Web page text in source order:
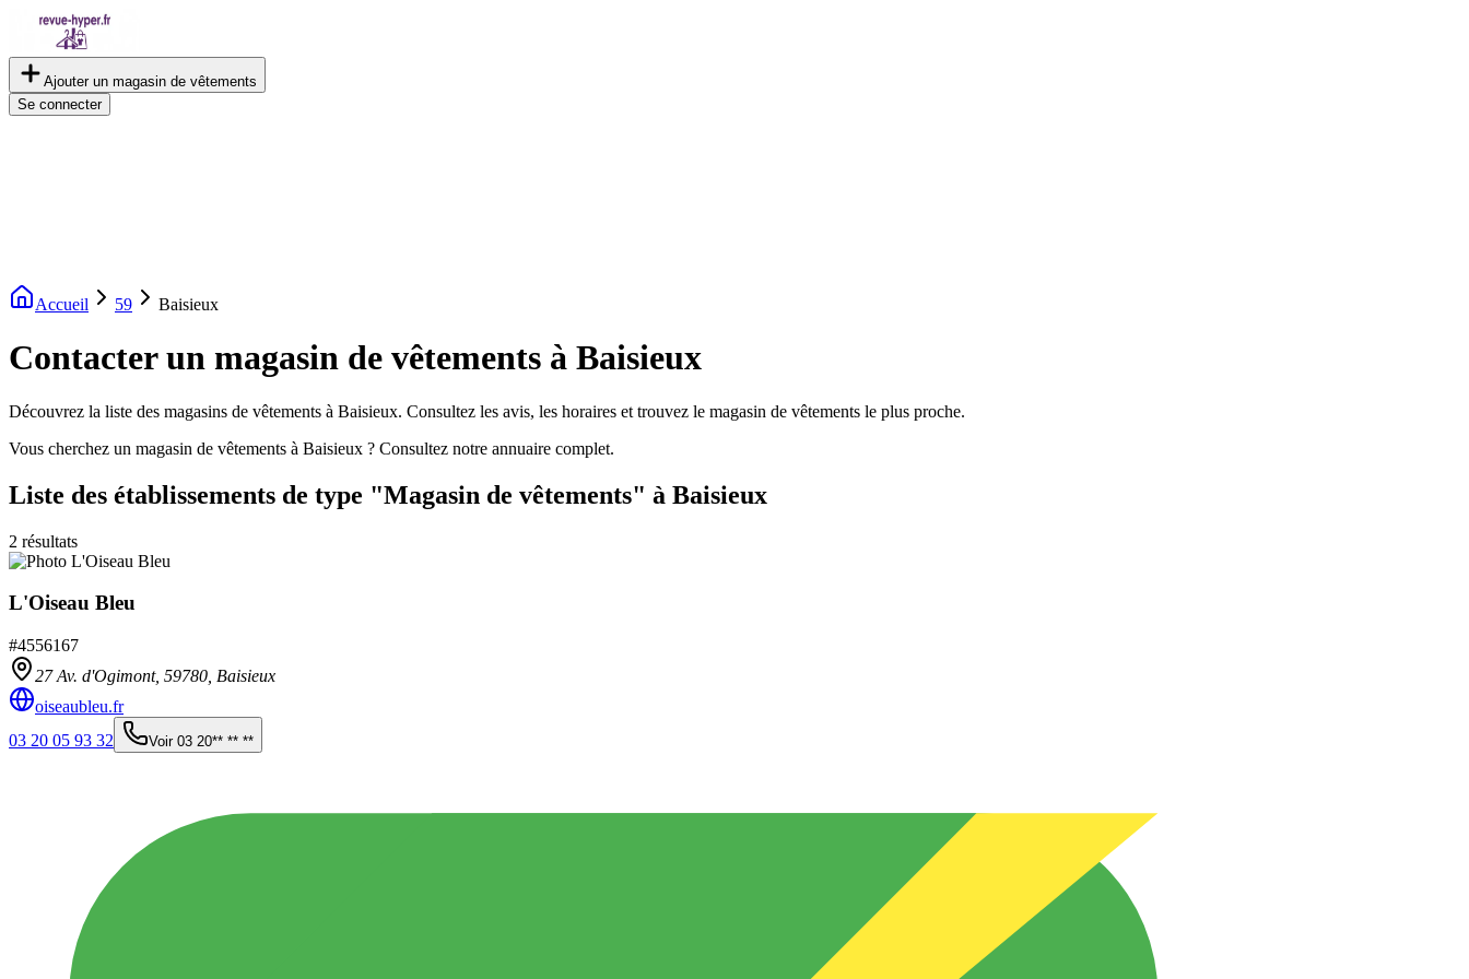
Ajouter un magasin de vêtements
Se connecter
Accueil 59 Baisieux
Contacter un magasin de vêtements à Baisieux
Découvrez la liste des magasins de vêtements à Baisieux. Consultez les avis, les horaires et trouvez le magasin de vêtements le plus proche.
Vous cherchez un magasin de vêtements à Baisieux ? Consultez notre annuaire complet.
Liste des établissements de type "Magasin de vêtements" à Baisieux
2 résultats
L'Oiseau Bleu
#4556167
27 Av. d'Ogimont, 59780 Baisieux
oiseaubleu.fr
03 20 05 93 32
Voir 03 20** ** **